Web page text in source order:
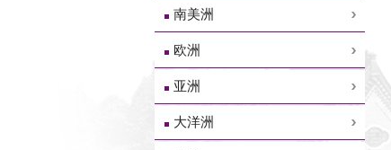
南美洲
欧洲
亚洲
大洋洲